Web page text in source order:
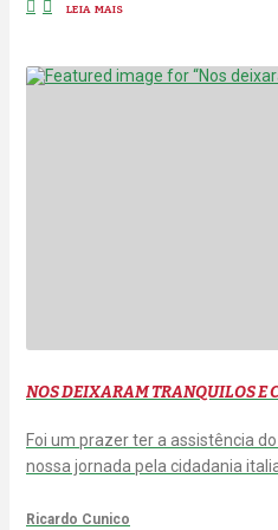
LEIA MAIS
NOS DEIXARAM TRANQUILOS E
Foi um prazer ter a assistência
nossa jornada pela cidadania
Ricardo Cunico